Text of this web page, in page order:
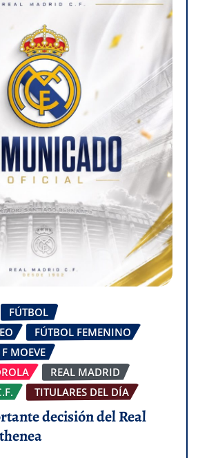
FÚTBOL
FÚTBOL FEMENINO
MOEVE
REAL MADRID
TITULARES DEL DÍA
decisión del Real